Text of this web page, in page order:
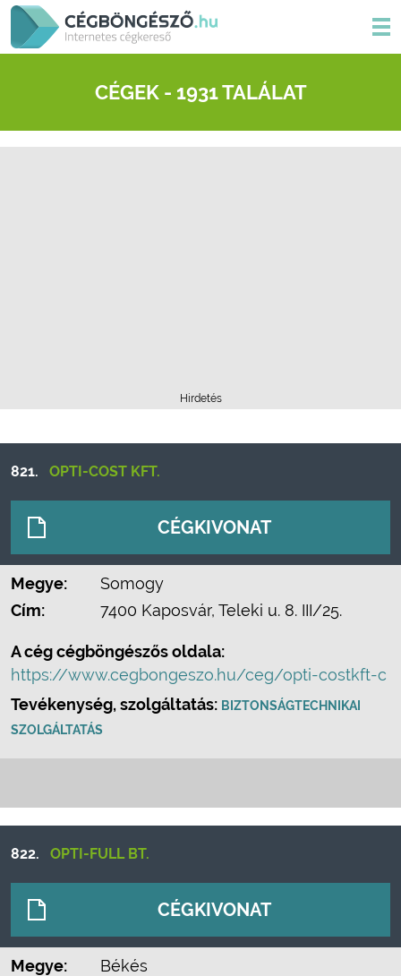
CÉGEK - 1931 TALÁLAT
Hirdetés
821. OPTI-COST KFT.
CÉGKIVONAT
Megye:
Somogy
Cím:
7400 Kaposvár, Teleki u. 8. III/25.
A cég cégböngészős oldala:
https://www.cegbongeszo.hu/ceg/opti-costkft-c
Tevékenység, szolgáltatás: BIZTONSÁGTECHNIKAI
SZOLGÁLTATÁS
822. OPTI-FULL BT.
CÉGKIVONAT
Megye:
Békés